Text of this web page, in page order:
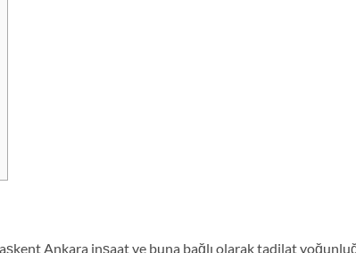
Ankara inşaat ve buna bağlı olarak tadilat